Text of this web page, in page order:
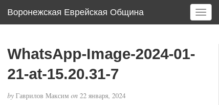
Воронежская Еврейская Община
T
o
WhatsApp-Image-2024-01-
21-at-15.20.31-7
by Гаврилов Максим on 22 января, 2024